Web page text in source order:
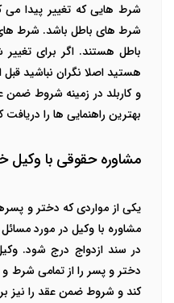
شرط هایی که تغییر پیدا می
شرط های باطل باشد. شرط های
باطل هستند. اگر برای
هستید اصلا نگران نباشید
و کاربلد در زمینه شروط
بهترین راهنمایی ها را دریافت
مشاوره حقوقی با وکیل
یکی از مواردی که دختر و
مشاوره با وکیل در مورد
در سند ازدواج درج شود.
دختر و پسر را از تمامی شرط
کند و شروط ضمن عقد را نیز